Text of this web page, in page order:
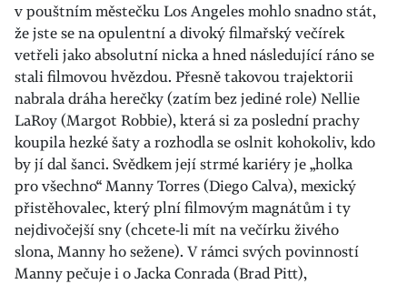
v pouštním městečku Los Angeles mohlo snadno stát,
že jste se na opulentní a divoký filmařský večírek
vetřeli jako absolutní nicka a hned následující ráno se
stali filmovou hvězdou. Přesně takovou trajektorii
nabrala dráha herečky (zatím bez jediné role) Nellie
LaRoy (Margot Robbie), která si za poslední prachy
koupila hezké šaty a rozhodla se oslnit kohokoliv, kdo
by jí dal šanci. Svědkem její strmé kariéry je „holka
pro všechno“ Manny Torres (Diego Calva), mexický
přistěhovalec, který plní filmovým magnátům i ty
nejdivočejší sny (chcete-li mít na večírku živého
slona, Manny ho sežene). V rámci svých povinností
Manny pečuje i o Jacka Conrada (Brad Pitt),